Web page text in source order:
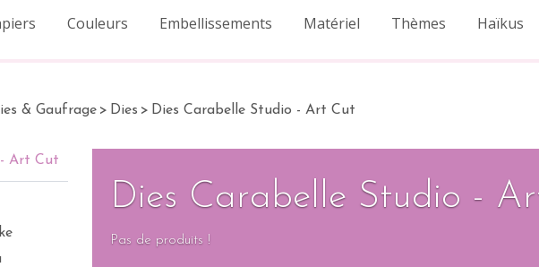
Couleurs Embellissements Matériel Thèmes Haïkus
& Gaufrage > Dies > Dies Carabelle Studio - Art Cut
Dies Carabelle Studio -
Pas de produits !
- Art Cut